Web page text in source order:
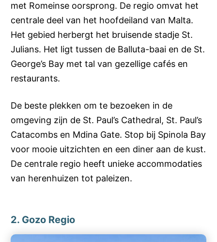
met Romeinse oorsprong. De regio omvat het
centrale deel van het hoofdeiland van Malta.
Het gebied herbergt het bruisende stadje St.
Julians. Het ligt tussen de Balluta-baai en de St.
George’s Bay met tal van gezellige cafés en
restaurants.
De beste plekken om te bezoeken in de
omgeving zijn de St. Paul’s Cathedral, St. Paul’s
Catacombs en Mdina Gate. Stop bij Spinola Bay
voor mooie uitzichten en een diner aan de kust.
De centrale regio heeft unieke accommodaties
van herenhuizen tot paleizen.
2. Gozo Regio